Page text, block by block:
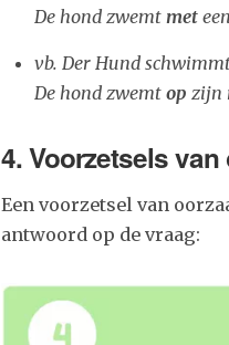
De hond zwemt met
vb. Der Hund
De hond zwemt op zijn
4. Voorzetsels van
Een voorzetsel van
antwoord op de vraag: